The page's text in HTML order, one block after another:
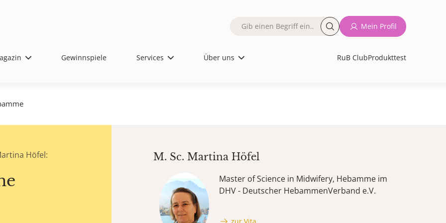
Gewinnspiele Services Über uns RuB ClubProdukttest
Fulltext
Mein Profil
Höfel: M. Sc. Martina Höfel
Master of Science in Midwifery, Hebamme im
DHV - Deutscher HebammenVerband e.V.